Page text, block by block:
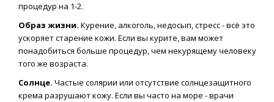
процедур на 1-2.
Образ жизни. Курение, алкоголь, недосып, стресс - всё это
ускоряет старение кожи. Если вы курите, вам может
понадобиться больше процедур, чем некурящему человеку
того же возраста.
Солнце. Частые солярии или отсутствие солнцезащитного
крема разрушают кожу. Если вы часто на море - врачи